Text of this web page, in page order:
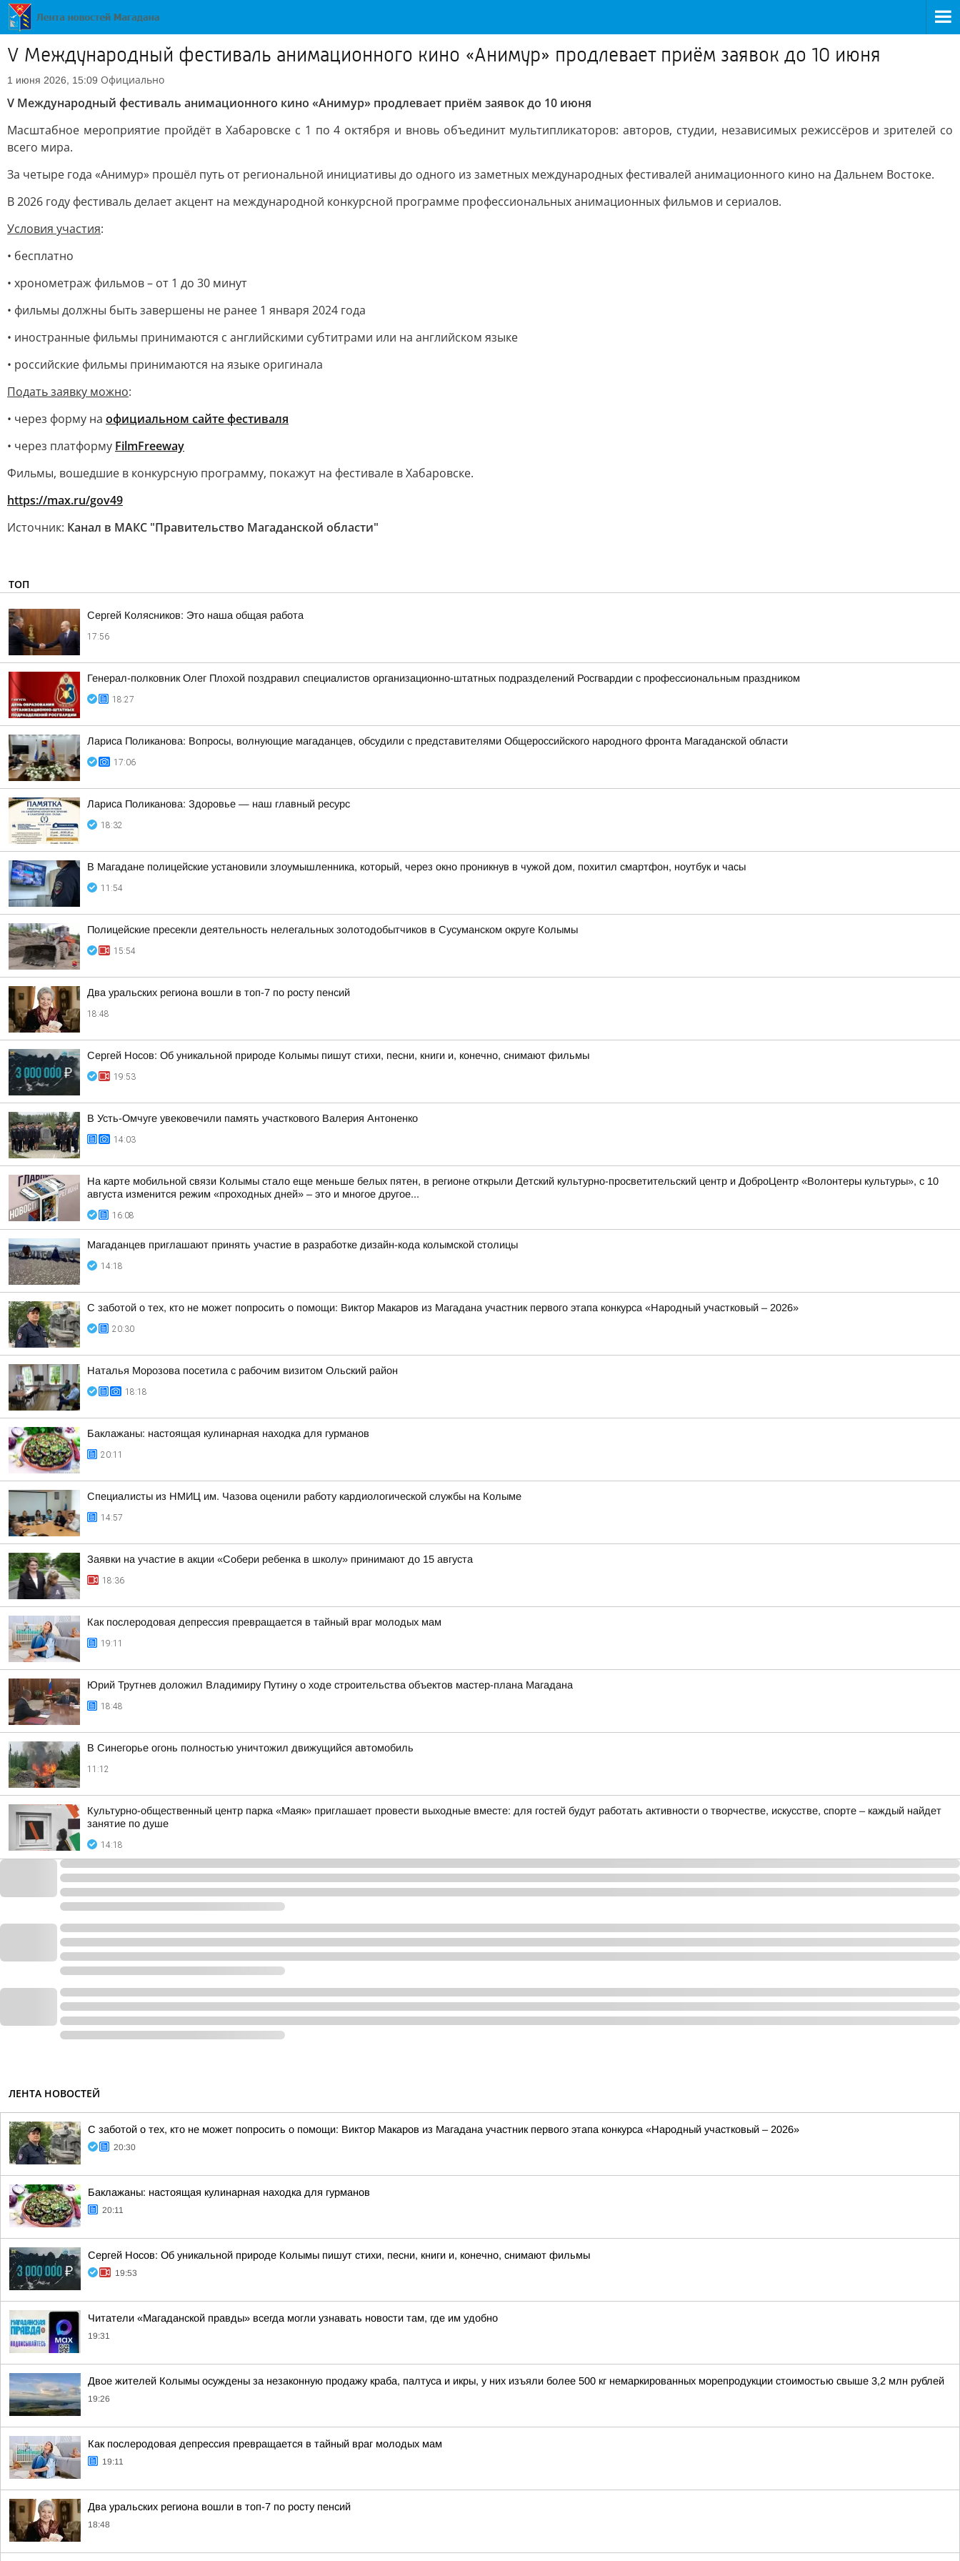
V Международный фестиваль анимационного кино «Анимур» продлевает приём заявок до 10 июня
1 июня 2026, 15:09 Официально
V Международный фестиваль анимационного кино «Анимур» продлевает приём заявок до 10 июня
Масштабное мероприятие пройдёт в Хабаровске с 1 по 4 октября и вновь объединит мультипликаторов: авторов, студии, независимых режиссёров и зрителей со
всего мира.
За четыре года «Анимур» прошёл путь от региональной инициативы до одного из заметных международных фестивалей анимационного кино на Дальнем Востоке.
В 2026 году фестиваль делает акцент на международной конкурсной программе профессиональных анимационных фильмов и сериалов.
Условия участия:
• бесплатно
• хронометраж фильмов – от 1 до 30 минут
• фильмы должны быть завершены не ранее 1 января 2024 года
• иностранные фильмы принимаются с английскими субтитрами или на английском языке
• российские фильмы принимаются на языке оригинала
Подать заявку можно:
• через форму на официальном сайте фестиваля
• через платформу FilmFreeway
Фильмы, вошедшие в конкурсную программу, покажут на фестивале в Хабаровске.
https://max.ru/gov49
Источник: Канал в МАКС "Правительство Магаданской области"
ТОП
Сергей Колясников: Это наша общая работа
17:56
Генерал-полковник Олег Плохой поздравил специалистов организационно-штатных подразделений Росгвардии с профессиональным праздником
18:27
Лариса Поликанова: Вопросы, волнующие магаданцев, обсудили с представителями Общероссийского народного фронта Магаданской области
17:06
Лариса Поликанова: Здоровье — наш главный ресурс
18:32
В Магадане полицейские установили злоумышленника, который, через окно проникнув в чужой дом, похитил смартфон, ноутбук и часы
11:54
Полицейские пресекли деятельность нелегальных золотодобытчиков в Сусуманском округе Колымы
15:54
Два уральских региона вошли в топ-7 по росту пенсий
18:48
Сергей Носов: Об уникальной природе Колымы пишут стихи, песни, книги и, конечно, снимают фильмы
19:53
В Усть-Омчуге увековечили память участкового Валерия Антоненко
14:03
На карте мобильной связи Колымы стало еще меньше белых пятен, в регионе открыли Детский культурно-просветительский центр и ДоброЦентр «Волонтеры культуры», с 10
августа изменится режим «проходных дней» – это и многое другое...
16:08
Магаданцев приглашают принять участие в разработке дизайн-кода колымской столицы
14:18
С заботой о тех, кто не может попросить о помощи: Виктор Макаров из Магадана участник первого этапа конкурса «Народный участковый – 2026»
20:30
Наталья Морозова посетила с рабочим визитом Ольский район
18:18
Баклажаны: настоящая кулинарная находка для гурманов
20:11
Специалисты из НМИЦ им. Чазова оценили работу кардиологической службы на Колыме
14:57
Заявки на участие в акции «Собери ребенка в школу» принимают до 15 августа
18:36
Как послеродовая депрессия превращается в тайный враг молодых мам
19:11
Юрий Трутнев доложил Владимиру Путину о ходе строительства объектов мастер-плана Магадана
18:48
В Синегорье огонь полностью уничтожил движущийся автомобиль
11:12
Культурно-общественный центр парка «Маяк» приглашает провести выходные вместе: для гостей будут работать активности о творчестве, искусстве, спорте – каждый найдет
занятие по душе
14:18
ЛЕНТА НОВОСТЕЙ
С заботой о тех, кто не может попросить о помощи: Виктор Макаров из Магадана участник первого этапа конкурса «Народный участковый – 2026»
20:30
Баклажаны: настоящая кулинарная находка для гурманов
20:11
Сергей Носов: Об уникальной природе Колымы пишут стихи, песни, книги и, конечно, снимают фильмы
19:53
Читатели «Магаданской правды» всегда могли узнавать новости там, где им удобно
19:31
Двое жителей Колымы осуждены за незаконную продажу краба, палтуса и икры, у них изъяли более 500 кг немаркированных морепродукции стоимостью свыше 3,2 млн рублей
19:26
Как послеродовая депрессия превращается в тайный враг молодых мам
19:11
Два уральских региона вошли в топ-7 по росту пенсий
18:48